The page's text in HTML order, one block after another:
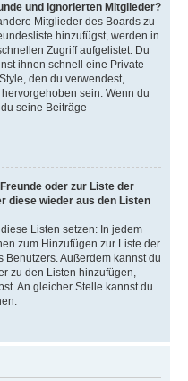
und ignorierten Mitglieder?
Mitglieder des Boards zu
hinzufügst, werden in
Zugriff aufgelistet. Du
ihnen schnell eine Private
den du verwendest,
sein. Wenn du
seine Beiträge
oder zur Liste der
diese wieder aus den Listen
Listen setzen: In jedem
zum Hinzufügen zur Liste der
Außerdem kannst du
zu den Listen hinzufügen,
An gleicher Stelle kannst du